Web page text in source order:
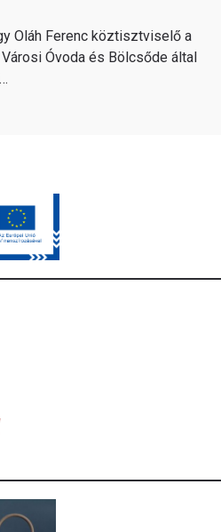
Oláh Ferenc köztisztviselő a
Óvoda és Bölcsőde által